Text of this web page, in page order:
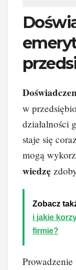
w
działalności
staje się
mogą
wiedzę
Zobacz
i jakie
firmie?
Prowadzenie